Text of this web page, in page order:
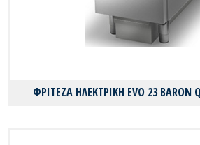
ΦΡΙΤΕΖΑ ΗΛΕΚΤΡΙΚΗ EVO 23 BARON